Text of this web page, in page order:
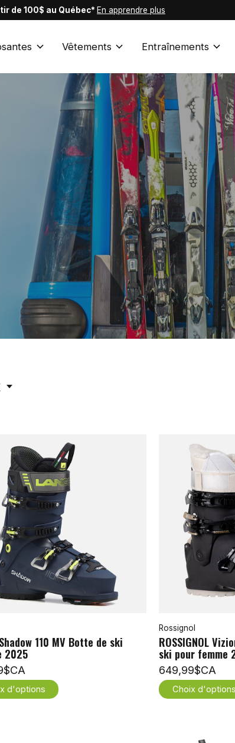
de 100$ au Québec* En apprendre plus
Vêtements Entraînements
110 MV Botte de ski
2025
d'options
Rossignol
ROSSIGNOL
ski pour femme
649,99$CA
Choix d'options